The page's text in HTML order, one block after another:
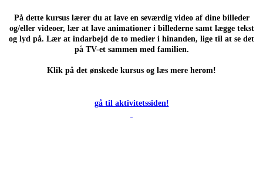
På dette kursus lærer du at lave en seværdig video af dine billeder
og/eller videoer, lær at lave animationer i billederne samt lægge tekst
og lyd på. Lær at indarbejd de to medier i hinanden, lige til at se det
på TV-et sammen med familien.
Klik på det ønskede kursus og læs mere herom!
gå til aktivitetssiden!